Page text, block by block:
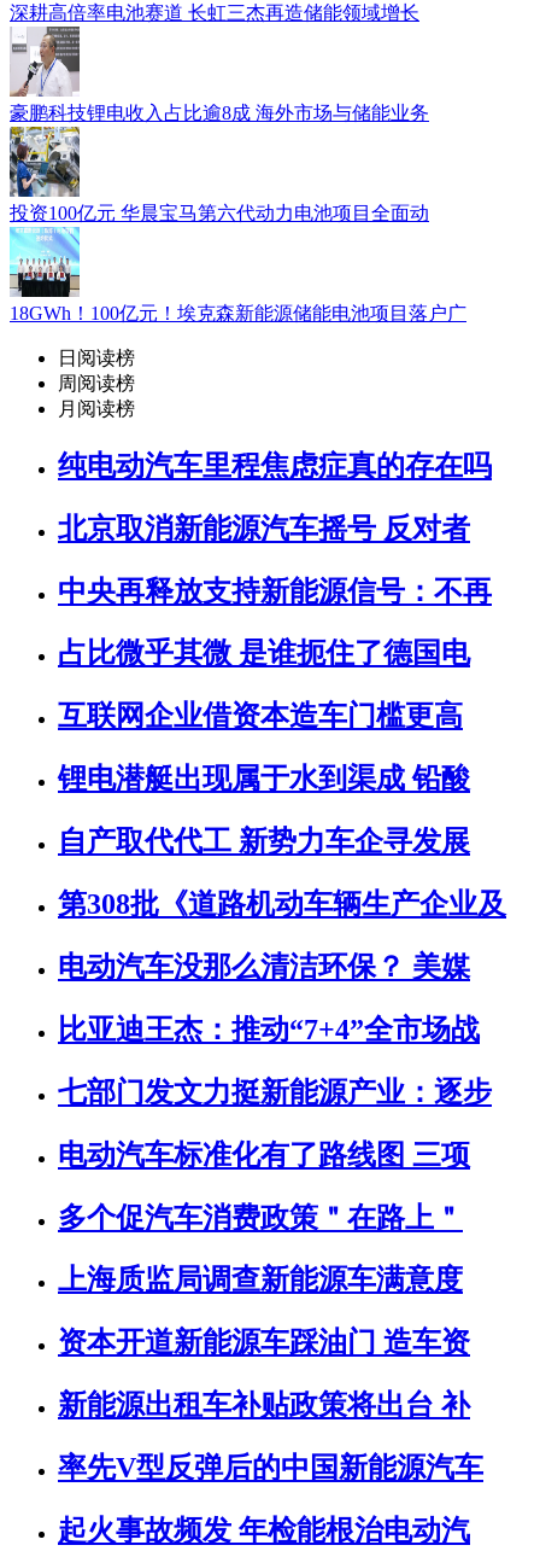
深耕高倍率电池赛道 长虹三杰再造储能领域增长
豪鹏科技锂电收入占比逾8成 海外市场与储能业务
投资100亿元 华晨宝马第六代动力电池项目全面动
18GWh！100亿元！埃克森新能源储能电池项目落户广
日阅读榜
周阅读榜
月阅读榜
纯电动汽车里程焦虑症真的存在吗
北京取消新能源汽车摇号 反对者
中央再释放支持新能源信号：不再
占比微乎其微 是谁扼住了德国电
互联网企业借资本造车门槛更高
锂电潜艇出现属于水到渠成 铅酸
自产取代代工 新势力车企寻发展
第308批《道路机动车辆生产企业及
电动汽车没那么清洁环保？ 美媒
比亚迪王杰：推动“7+4”全市场战
七部门发文力挺新能源产业：逐步
电动汽车标准化有了路线图 三项
多个促汽车消费政策＂在路上＂
上海质监局调查新能源车满意度
资本开道新能源车踩油门 造车资
新能源出租车补贴政策将出台 补
率先V型反弹后的中国新能源汽车
起火事故频发 年检能根治电动汽